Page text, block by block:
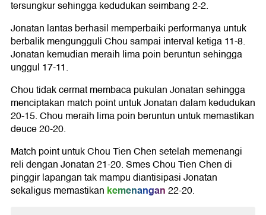
tersungkur sehingga kedudukan seimbang 2-2.
Jonatan lantas berhasil memperbaiki performanya untuk
berbalik mengungguli Chou sampai interval ketiga 11-8.
Jonatan kemudian meraih lima poin beruntun sehingga
unggul 17-11.
Chou tidak cermat membaca pukulan Jonatan sehingga
menciptakan match point untuk Jonatan dalam kedudukan
20-15. Chou meraih lima poin beruntun untuk memastikan
deuce 20-20.
Match point untuk Chou Tien Chen setelah memenangi
reli dengan Jonatan 21-20. Smes Chou Tien Chen di
pinggir lapangan tak mampu diantisipasi Jonatan
sekaligus memastikan kemenangan22-20.